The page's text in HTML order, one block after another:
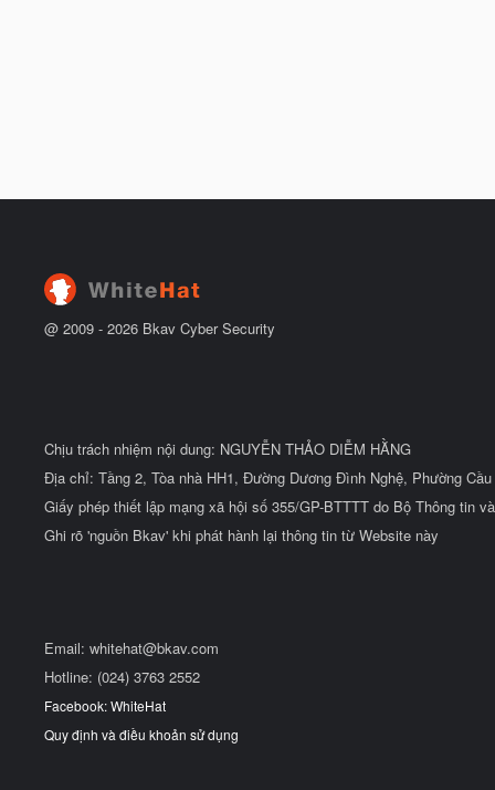
@ 2009 - 2026 Bkav Cyber Security
Chịu trách nhiệm nội dung: NGUYỄN THẢO DIỄM HẰNG
Địa chỉ: Tầng 2, Tòa nhà HH1, Đường Dương Đình Nghệ, Phường
Giấy phép thiết lập mạng xã hội số 355/GP-BTTTT do Bộ Thông tin
Ghi rõ 'nguồn Bkav' khi phát hành lại thông tin từ Website này
Email: whitehat@bkav.com
Hotline: (024) 3763 2552
Facebook: WhiteHat
Quy định và điều khoản sử dụng